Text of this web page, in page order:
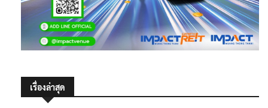
เรื่องล่าสุด